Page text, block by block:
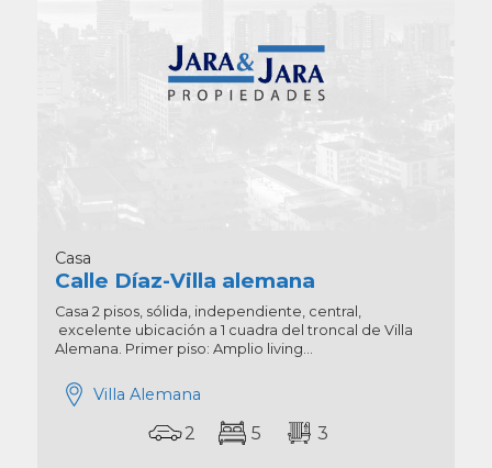
Casa
Calle Díaz-Villa alemana
Casa 2 pisos, sólida, independiente, central,
excelente ubicación a 1 cuadra del troncal de Villa
Alemana. Primer piso: Amplio living...
Villa Alemana
2 5 3